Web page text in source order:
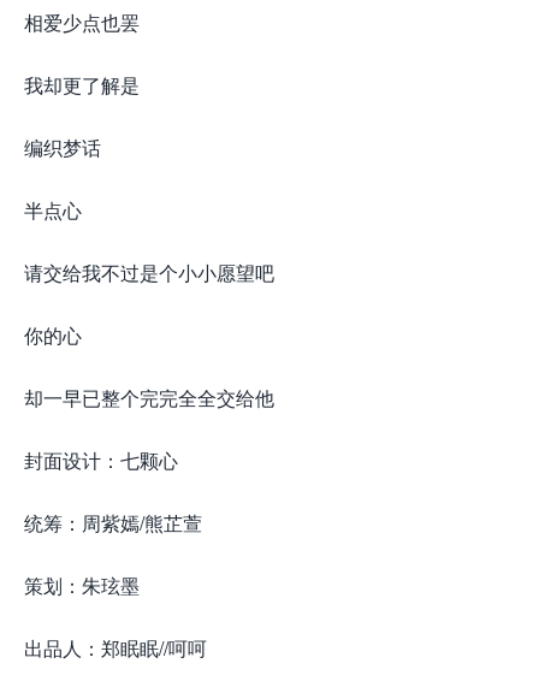
相爱少点也罢
我却更了解是
编织梦话
半点心
请交给我不过是个小小愿望吧
你的心
却一早已整个完完全全交给他
封面设计：七颗心
统筹：周紫嫣/熊芷萱
策划：朱玹墨
出品人：郑眠眠//呵呵